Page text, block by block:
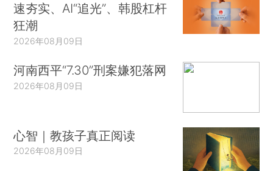
速夯实、AI“追光”、韩股杠杆
狂潮
2026年08月09日
河南西平“7.30”刑案嫌犯落网
2026年08月09日
心智｜教孩子真正阅读
2026年08月09日